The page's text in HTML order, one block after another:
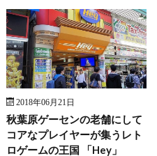
2018年06月21日
秋葉原ゲーセンの老舗にして
コアなプレイヤーが集うレト
ロゲームの王国 「Hey」